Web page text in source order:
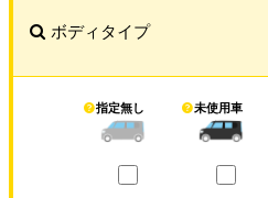
ボディタイプ
指定無し 未使用車